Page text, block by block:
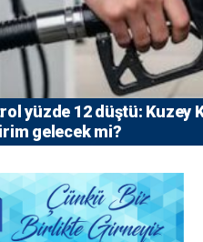
yüzde 12 düştü: Kuzey
gelecek mi?